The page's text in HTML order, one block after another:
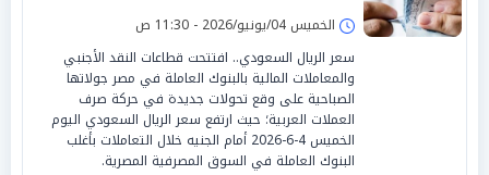
الخميس 04/يونيو/2026 - 11:30 ص
سعر الريال السعودي.. افتتحت قطاعات النقد الأجنبي
والمعاملات المالية بالبنوك العاملة في مصر جولاتها
الصباحية على وقع تحولات جديدة في حركة صرف
العملات العربية؛ حيث ارتفع سعر الريال السعودي اليوم
الخميس 4-6-2026 أمام الجنيه خلال التعاملات بأغلب
البنوك العاملة في السوق المصرفية المصرية.